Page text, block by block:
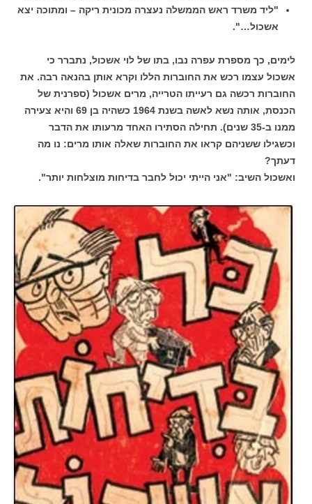
"ליד משרד ראש הממשלה נעצרה מכונית ריקה – ומתוכה יצא
אשכול…".
לימים, כך מספרת עפרה נבו, בתו של לוי אשכול, נתברר כי
אשכול עצמו רכש את החוברות הללו וקרא אותן בהנאה רבה. את
החוברות רכשה גם רעייתו הטרייה, מרים אשכול (ספרנית של
הכנסת, אותה נשא לאשה בשנת 1964 כשהיה בן 69 והיא צעירה
ממנו ב-35 שנים). תחילה הסתירו האחד מרעותו את הדבר
וכשגילו ששניהם קראו את החוברות שאלה אותו מרים: נו מה
דעתך?
ואשכול השיב: "אני הייתי יכול לחבר בדיחות מוצלחות יותר".